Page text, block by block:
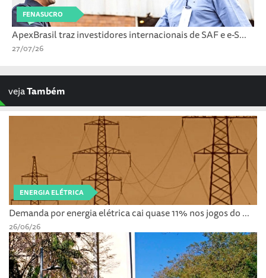
FENASUCRO
ApexBrasil traz investidores internacionais de SAF e e-S...
27/07/26
vejaTambém
ENERGIA ELÉTRICA
Demanda por energia elétrica cai quase 11% nos jogos do ...
26/06/26